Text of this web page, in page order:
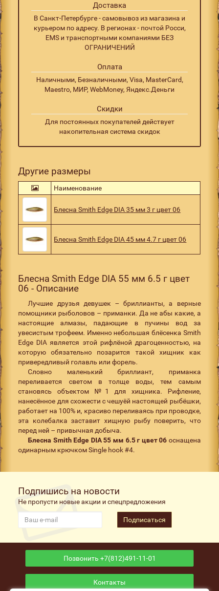
Доставка
В Санкт-Петербурге - самовывоз из магазина и
курьером по адресу. В регионах - почтой Росси,
EMS и транспортными компаниями БЕЗ
ОГРАНИЧЕНИЙ
Оплата
Наличными, Безналичными, Visa, MasterCard,
Maestro, МИР, WebMoney, Яндекс.Деньги
Скидки
Для постоянных покупателей действует
накопительная система скидок
Другие размеры
Наименование
Блесна Smith Edge DIA 35 мм 3 г цвет 06
Блесна Smith Edge DIA 45 мм 4.7 г цвет 06
Блесна Smith Edge DIA 55 мм 6.5 г цвет
06 - Описание
Лучшие друзья девушек – бриллианты, а верные
помощники рыболовов – приманки. Да не абы какие, а
настоящие алмазы, падающие в пучины вод за
увесистым трофеем. Именно небольшая блёсенка Smith
Edge DIA является этой рифлёной драгоценностью, на
которую обязательно позарится такой хищник как
привередливый голавль или форель.
Словно маленький бриллиант, приманка
переливается светом в толще воды, тем самым
становясь объектом №1 для хищника. Рифление,
нанесённое для схожести с чешуёй настоящей рыбёшки,
работает на 100% и, красиво переливаясь при проводке,
эта колебалка заставит хищную рыбу поверить, что
перед ней – привычная добыча.
Блесна Smith Edge DIA 55 мм 6.5 г цвет 06 оснащена
одинарным крючком Single hook #4.
Подпишись на новости
Не пропусти новые акции и спецпредложения
Подписаться
Позвонить +7(812)491-11-01
Контакты